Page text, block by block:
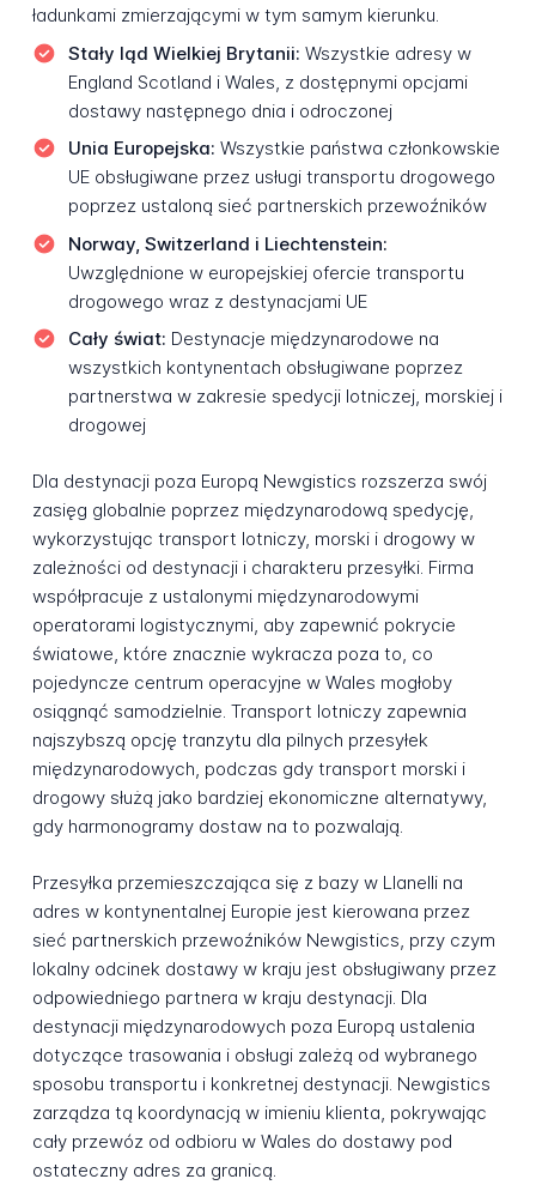
ładunkami zmierzającymi w tym samym kierunku.
Stały ląd Wielkiej Brytanii: Wszystkie adresy w
England Scotland i Wales, z dostępnymi opcjami
dostawy następnego dnia i odroczonej
Unia Europejska: Wszystkie państwa członkowskie
UE obsługiwane przez usługi transportu drogowego
poprzez ustaloną sieć partnerskich przewoźników
Norway, Switzerland i Liechtenstein:
Uwzględnione w europejskiej ofercie transportu
drogowego wraz z destynacjami UE
Cały świat: Destynacje międzynarodowe na
wszystkich kontynentach obsługiwane poprzez
partnerstwa w zakresie spedycji lotniczej, morskiej i
drogowej
Dla destynacji poza Europą Newgistics rozszerza swój
zasięg globalnie poprzez międzynarodową spedycję,
wykorzystując transport lotniczy, morski i drogowy w
zależności od destynacji i charakteru przesyłki. Firma
współpracuje z ustalonymi międzynarodowymi
operatorami logistycznymi, aby zapewnić pokrycie
światowe, które znacznie wykracza poza to, co
pojedyncze centrum operacyjne w Wales mogłoby
osiągnąć samodzielnie. Transport lotniczy zapewnia
najszybszą opcję tranzytu dla pilnych przesyłek
międzynarodowych, podczas gdy transport morski i
drogowy służą jako bardziej ekonomiczne alternatywy,
gdy harmonogramy dostaw na to pozwalają.
Przesyłka przemieszczająca się z bazy w Llanelli na
adres w kontynentalnej Europie jest kierowana przez
sieć partnerskich przewoźników Newgistics, przy czym
lokalny odcinek dostawy w kraju jest obsługiwany przez
odpowiedniego partnera w kraju destynacji. Dla
destynacji międzynarodowych poza Europą ustalenia
dotyczące trasowania i obsługi zależą od wybranego
sposobu transportu i konkretnej destynacji. Newgistics
zarządza tą koordynacją w imieniu klienta, pokrywając
cały przewóz od odbioru w Wales do dostawy pod
ostateczny adres za granicą.